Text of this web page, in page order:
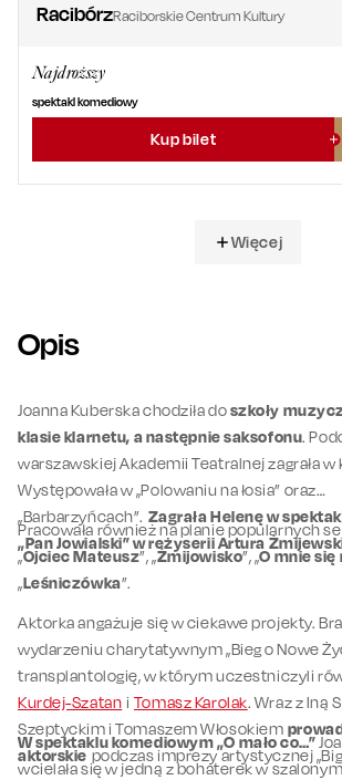
RacibórzRaciborskie Centrum Kultury
Najdroższy
spektakl komediowy
Kup bilet
Więcej
Opis
Joanna Kuberska chodziła doszkoły
klasie klarnetu, a następnie saksofonu.
warszawskiej Akademii Teatralnej zagrała
Występowała w „Polowaniu na łosia” oraz
„Barbarzyńcach”. Zagrała Helenę w
„Pan Jowialski” w reżyserii Artura
Pracowała również na planie popularnych
„Ojciec Mateusz”, „Żmijowisko”, „O mnie
„Leśniczówka”.
Aktorka angażuje się w ciekawe projekty.
wydarzeniu charytatywnym „Bieg o Nowe
transplantologię, w którym uczestniczyli
Kurdej-Szatan i Tomasz Karolak. Wraz z Iną
Szeptyckim i Tomaszem Włosokiem
aktorskie podczas imprezy artystycznej
W spektaklu komediowym „O mało co…”
wcielała się w jedną z bohaterek w